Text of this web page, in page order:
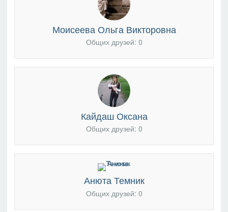
Моисеева Ольга Викторовна
Общих друзей: 0
Кайдаш Оксана
Общих друзей: 0
Анюта Темник
Общих друзей: 0